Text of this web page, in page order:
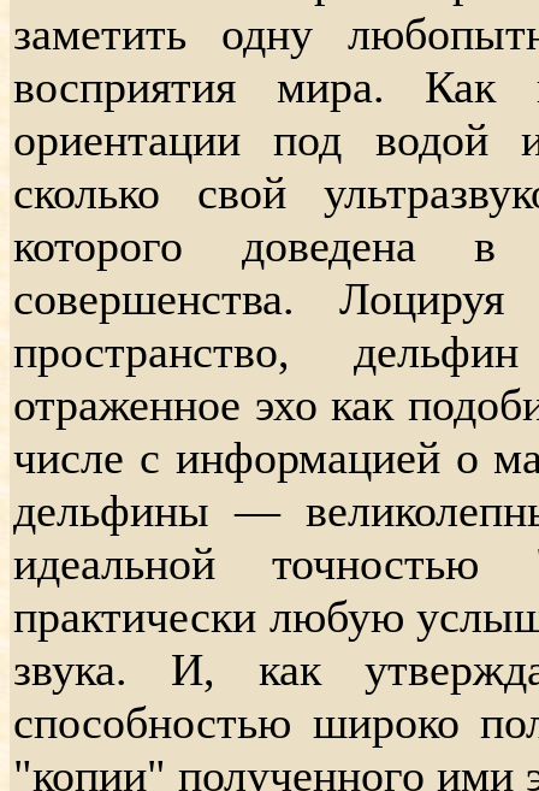
заметить одну
восприятия мира. Как
ориентации под водой
сколько свой
которого доведена
совершенства.
пространство,
отраженное эхо как
числе с информацией о
дельфины —
идеальной точностью
практически любую
звука. И, как
способностью широко
"копии" полученного ими